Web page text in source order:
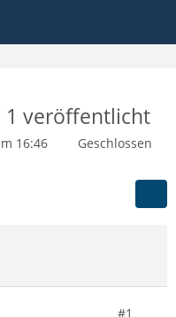
1 veröffentlicht
16:46
Geschlossen
#1